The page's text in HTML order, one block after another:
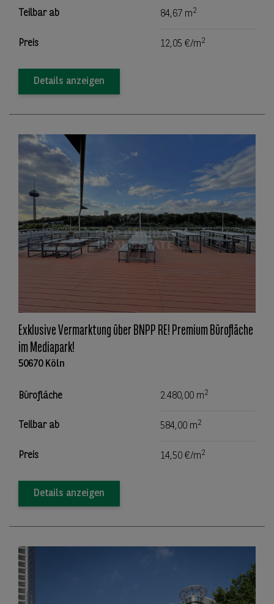
Teilbar ab 84,67 m2
Preis 12,05 €/m2
Details anzeigen
Exklusive Vermarktung über BNPP RE! Premium Bürofläche
im Mediapark!
50670 Köln
Bürofläche 2.480,00 m2
Teilbar ab 584,00 m2
Preis 14,50 €/m2
Details anzeigen